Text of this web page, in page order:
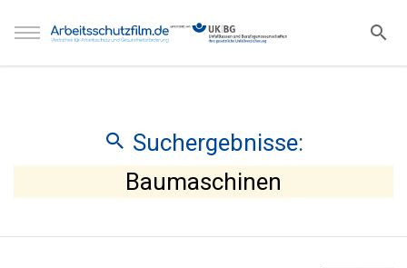
Suchergebnisse:
Baumaschinen